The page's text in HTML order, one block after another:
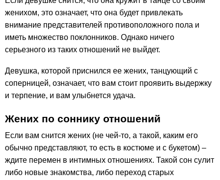
женихом, это означает, что она будет привлекать
внимание представителей противоположного пола и
иметь множество поклонников. Однако ничего
серьезного из таких отношений не выйдет.
Девушка, которой приснился ее жених, танцующий с
соперницей, означает, что вам стоит проявить выдержку
и терпение, и вам улыбнется удача.
Жених по соннику отношений
Если вам снится жених (не чей-то, а такой, каким его
обычно представляют, то есть в костюме и с букетом) –
ждите перемен в интимных отношениях. Такой сон сулит
либо новые знакомства, либо переход старых